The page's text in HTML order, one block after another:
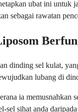
ubat ini
sebagai rawatan
dinding sel kulat,
lubang di
ia
sihat anda